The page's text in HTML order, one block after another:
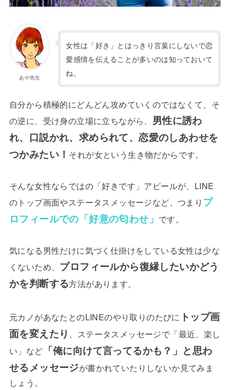
あや先生
女性は「好き」とはっきり言葉にしないで恋
愛感情を伝えることが多いのは知っておいて
ね。
自分から積極的にどんどん攻めていくのではなくて、そ
の逆に、受け身の立場に立ちながら、 男性に誘わ
れ、口説かれ、求められて、恋愛のしあわせを
つかみたい！ それが女という生き物だからです。
そんな女性ならではの「好きです」アピールが、LINE
のトップ画面やステータスメッセージなど、つまり プ
ロフィールでの「好意の匂わせ」 です。
気になる男性だけに気づく仕掛けをしている女性は少な
くないため、 プロフィールから復縁したいかどう
かを判断する方法があります。
元カノがあなたとのLINEのやり取りのたびに トップ画
面を変えたり 、ステータスメッセージで「最近、楽し
い」など 「俺に向けて言ってるかも？」と思わ
せるメッセージが書かれていたりしないか見てみま
しょう。